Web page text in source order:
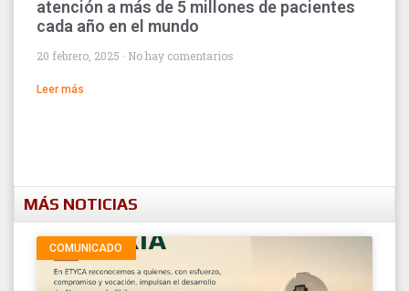
atención a más de 5 millones de pacientes
cada año en el mundo
20 febrero, 2025 No hay comentarios
Leer más
MÁS NOTICIAS
COMUNICADO